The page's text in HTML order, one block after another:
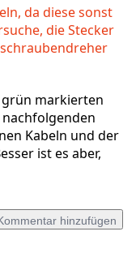
da diese sonst
die Stecker
grün markierten
Kabeln und der
ist es aber,
hinzufügen